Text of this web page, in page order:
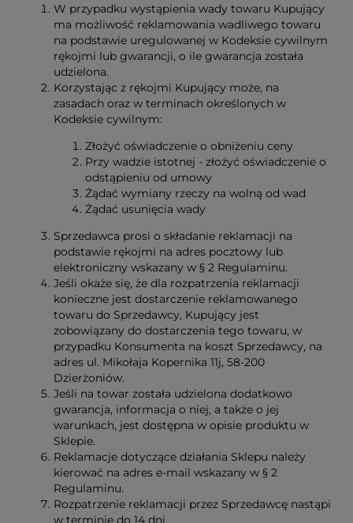
W przypadku wystąpienia wady towaru Kupujący
ma możliwość reklamowania wadliwego towaru
na podstawie uregulowanej w Kodeksie cywilnym
rękojmi lub gwarancji, o ile gwarancja została
udzielona.
Korzystając z rękojmi Kupujący może, na
zasadach oraz w terminach określonych w
Kodeksie cywilnym:
Złożyć oświadczenie o obniżeniu ceny
Przy wadzie istotnej - złożyć oświadczenie o
odstąpieniu od umowy
Żądać wymiany rzeczy na wolną od wad
Żądać usunięcia wady
Sprzedawca prosi o składanie reklamacji na
podstawie rękojmi na adres pocztowy lub
elektroniczny wskazany w § 2 Regulaminu.
Jeśli okaże się, że dla rozpatrzenia reklamacji
konieczne jest dostarczenie reklamowanego
towaru do Sprzedawcy, Kupujący jest
zobowiązany do dostarczenia tego towaru, w
przypadku Konsumenta na koszt Sprzedawcy, na
adres ul. Mikołaja Kopernika 11j, 58-200
Dzierżoniów.
Jeśli na towar została udzielona dodatkowo
gwarancja, informacja o niej, a także o jej
warunkach, jest dostępna w opisie produktu w
Sklepie.
Reklamacje dotyczące działania Sklepu należy
kierować na adres e-mail wskazany w § 2
Regulaminu.
Rozpatrzenie reklamacji przez Sprzedawcę nastąpi
w terminie do 14 dni.